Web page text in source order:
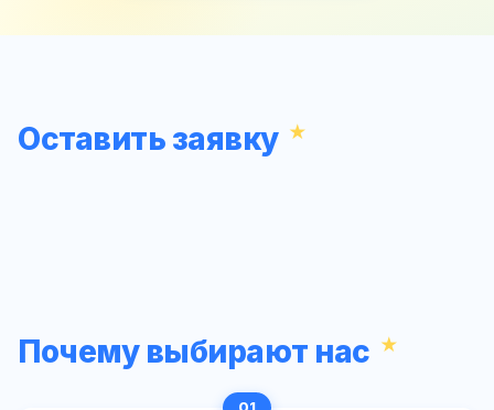
Оставить заявку
Почему выбирают нас